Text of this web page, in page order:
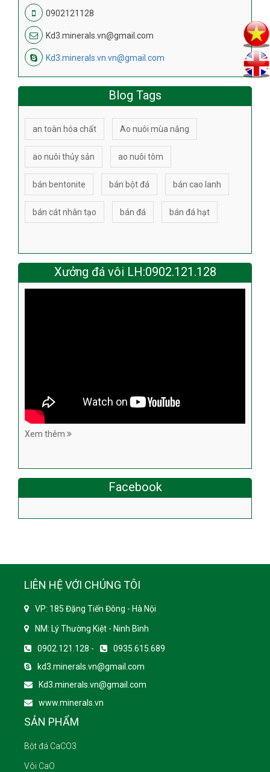
0902121128
Kd3.minerals.vn@gmail.com
Kd3.minerals.vn.vn@gmail.com
Blog Tags
an toàn hóa chất Ao nuôi mùa nắng
ao nuôi thủy sản ao nuôi tôm
bán bentonite bán bột đá bán cao lanh
bán cát nhân tạo bán đá bán đá hạt
Xưởng đá vôi LH:0902.121.128
Xem thêm
Facebook
LIÊN HỆ VỚI CHÚNG TÔI
VP: 185 Đặng Tiến Đông - Hà Nội
NM: Lý Thường Kiệt - Ninh Bình
0902.121.128 -
0935.615.689
kd3.minerals.vn@gmail.com
Kd3.minerals.vn@gmail.com
www.minerals.vn
SẢN PHẨM
Bột đá CaCO3
Vôi CaO